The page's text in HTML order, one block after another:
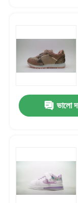
ভালো